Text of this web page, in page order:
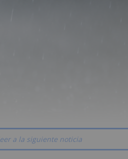
a la siguiente noticia